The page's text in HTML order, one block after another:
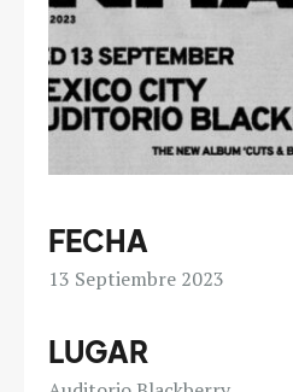
FECHA
13 Septiembre 2023
LUGAR